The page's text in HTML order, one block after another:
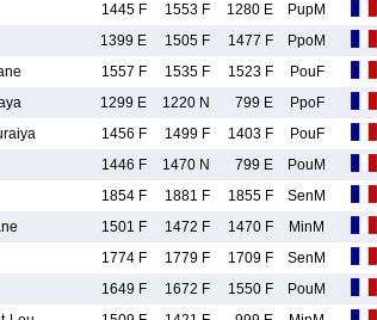
1445 F 1553 F 1280 E PupM
1399 E 1505 F 1477 F PpoM
1557 F 1535 F 1523 F PouF
1299 E 1220 N 799 E PpoF
1456 F 1499 F 1403 F PouF
1446 F 1470 N 799 E PouM
1854 F 1881 F 1855 F SenM
1501 F 1472 F 1470 F MinM
1774 F 1779 F 1709 F SenM
1649 F 1672 F 1550 F PouM